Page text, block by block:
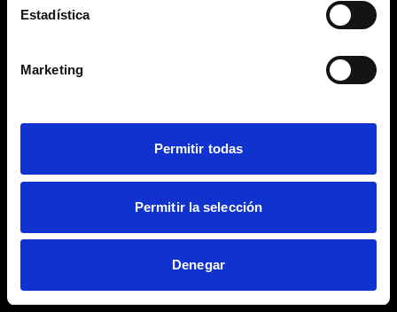
Estadística
Marketing
Permitir todas
Permitir la selección
Denegar